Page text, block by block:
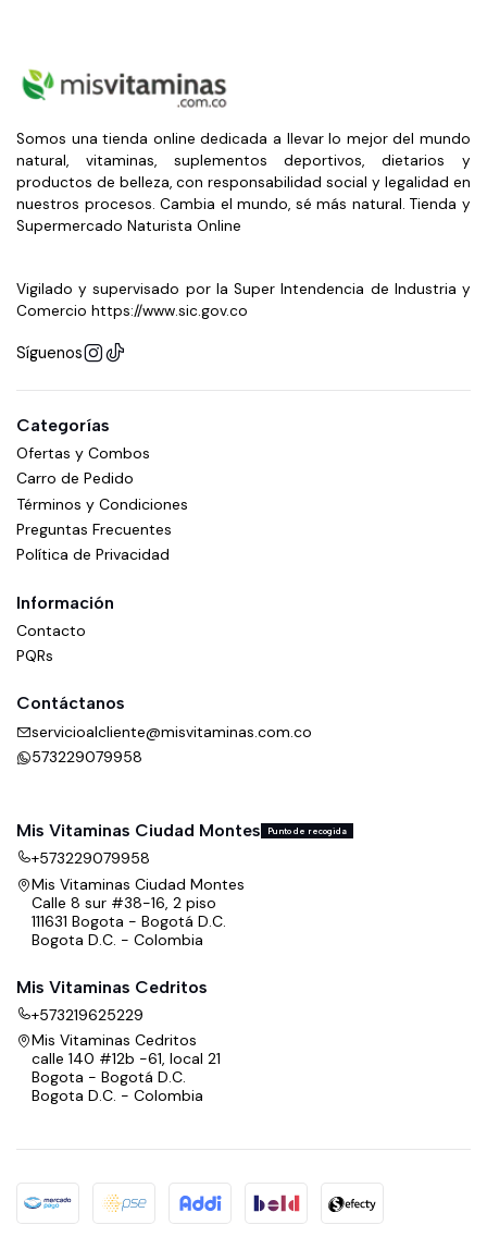
Somos una tienda online dedicada a llevar lo mejor del mundo
natural, vitaminas, suplementos deportivos, dietarios y
productos de belleza, con responsabilidad social y legalidad en
nuestros procesos. Cambia el mundo, sé más natural. Tienda y
Supermercado Naturista Online
Vigilado y supervisado por la Super Intendencia de Industria y
Comercio https://www.sic.gov.co
Síguenos
Categorías
Ofertas y Combos
Carro de Pedido
Términos y Condiciones
Preguntas Frecuentes
Política de Privacidad
Información
Contacto
PQRs
Contáctanos
servicioalcliente@misvitaminas.com.co
573229079958
Mis Vitaminas Ciudad Montes Punto de recogida
+573229079958
Mis Vitaminas Ciudad Montes
Calle 8 sur #38-16, 2 piso
111631 Bogota - Bogotá D.C.
Bogota D.C. - Colombia
Mis Vitaminas Cedritos
+573219625229
Mis Vitaminas Cedritos
calle 140 #12b -61, local 21
Bogota - Bogotá D.C.
Bogota D.C. - Colombia